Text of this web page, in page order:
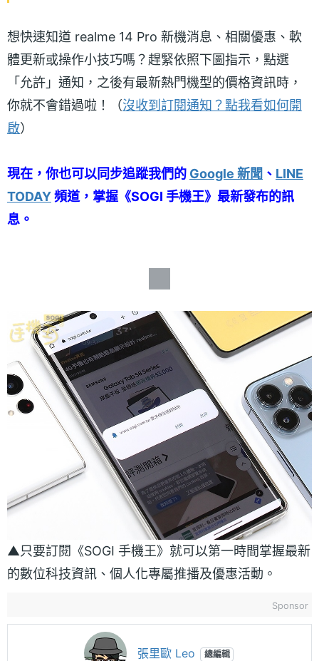
想快速知道 realme 14 Pro 新機消息、相關優惠、軟
體更新或操作小技巧嗎？趕緊依照下圖指示，點選
「允許」通知，之後有最新熱門機型的價格資訊時，
你就不會錯過啦！（沒收到訂閱通知？點我看如何開
啟）
現在，你也可以同步追蹤我們的 Google 新聞 、 LINE
TODAY頻道，掌握《SOGI 手機王》最新發布的訊
息。
▲只要訂閱《SOGI 手機王》就可以第一時間掌握最新
的數位科技資訊、個人化專屬推播及優惠活動。
Sponsor
張里歐 Leo 總編輯